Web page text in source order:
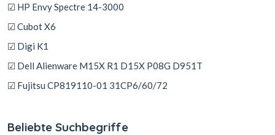
☑ HP Envy Spectre 14-3000
☑ Cubot X6
☑ Digi K1
☑ Dell Alienware M15X R1 D15X P08G D951T
☑ Fujitsu CP819110-01 31CP6/60/72
Beliebte Suchbegriffe